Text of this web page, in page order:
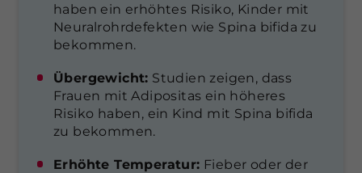
haben ein erhöhtes Risiko, Kinder mit
Neuralrohrdefekten wie Spina bifida zu
bekommen.
Übergewicht: Studien zeigen, dass
Frauen mit Adipositas ein höheres
Risiko haben, ein Kind mit Spina bifida
zu bekommen.
Erhöhte Temperatur: Fieber oder der